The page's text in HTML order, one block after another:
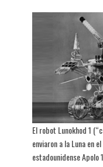
El robot Lunokhod 1
enviaron a la Luna en
estadounidense Apolo